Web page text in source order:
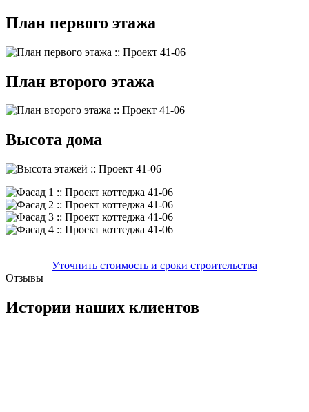
План первого этажа
План второго этажа
Высота дома
Уточнить стоимость и сроки строительства
Отзывы
Истории наших клиентов